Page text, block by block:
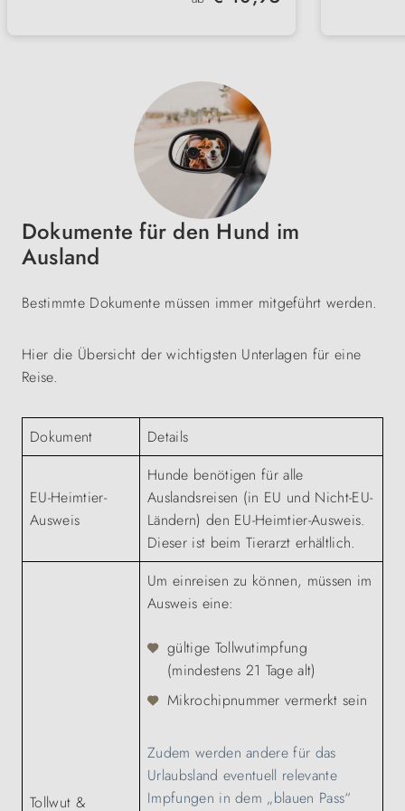
Dokumente für den Hund im
Ausland
Bestimmte Dokumente müssen immer mitgeführt werden.
Hier die Übersicht der wichtigsten Unterlagen für eine
Reise.
Dokument Details
EU-Heimtier-
Ausweis
Hunde benötigen für alle
Auslandsreisen (in EU und Nicht-EU-
Ländern) den EU-Heimtier-Ausweis.
Dieser ist beim Tierarzt erhältlich.
Tollwut &
Um einreisen zu können, müssen im
Ausweis eine:
gültige Tollwutimpfung
(mindestens 21 Tage alt)
Mikrochipnummer vermerkt sein
Zudem werden andere für das
Urlaubsland eventuell relevante
Impfungen in dem „blauen Pass“